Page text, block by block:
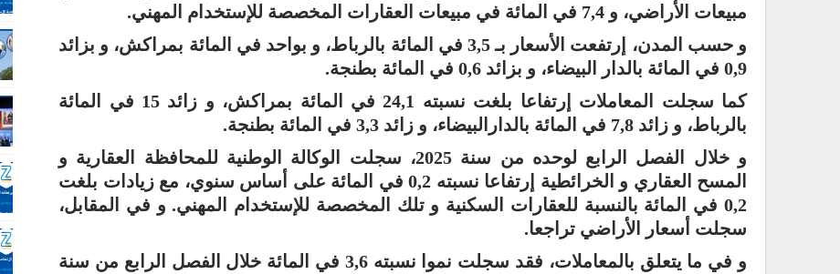
مبيعات الأراضي، و 7,4 في المائة في مبيعات العقارات المخصصة للإستخدام المهني.
و حسب المدن، إرتفعت الأسعار بـ 3,5 في المائة بالرباط، و بواحد في المائة بمراكش، و بزائد
0,9 في المائة بالدار البيضاء، و بزائد 0,6 في المائة بطنجة.
كما سجلت المعاملات إرتفاعا بلغت نسبته 24,1 في المائة بمراكش، و زائد 15 في المائة
بالرباط، و زائد 7,8 في المائة بالدارالبيضاء، و زائد 3,3 في المائة بطنجة.
و خلال الفصل الرابع لوحده من سنة 2025، سجلت الوكالة الوطنية للمحافظة العقارية و
المسح العقاري و الخرائطية إرتفاعا نسبته 0,2 في المائة على أساس سنوي، مع زيادات بلغت
0,2 في المائة بالنسبة للعقارات السكنية و تلك المخصصة للإستخدام المهني. و في المقابل،
سجلت أسعار الأراضي تراجعا.
و في ما يتعلق بالمعاملات، فقد سجلت نموا نسبته 3,6 في المائة خلال الفصل الرابع من سنة